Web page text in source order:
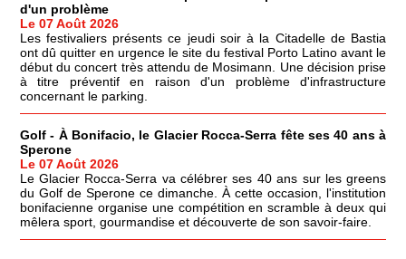
d'un problème
Le 07 Août 2026
Les festivaliers présents ce jeudi soir à la Citadelle de Bastia
ont dû quitter en urgence le site du festival Porto Latino avant le
début du concert très attendu de Mosimann. Une décision prise
à titre préventif en raison d'un problème d'infrastructure
concernant le parking.
Golf - À Bonifacio, le Glacier Rocca-Serra fête ses 40 ans à
Sperone
Le 07 Août 2026
Le Glacier Rocca-Serra va célébrer ses 40 ans sur les greens
du Golf de Sperone ce dimanche. À cette occasion, l'institution
bonifacienne organise une compétition en scramble à deux qui
mêlera sport, gourmandise et découverte de son savoir-faire.